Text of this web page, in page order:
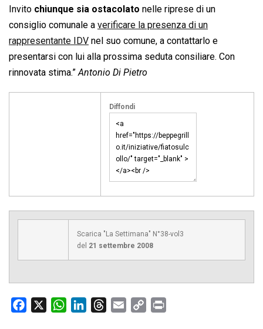
Invito chiunque sia ostacolato nelle riprese di un
consiglio comunale a verificare la presenza di un
rappresentante IDV nel suo comune, a contattarlo e
presentarsi con lui alla prossima seduta consiliare. Con
rinnovata stima.”Antonio Di Pietro
Diffondi
Scarica "La Settimana" N°38-vol3
del 21 settembre 2008
W